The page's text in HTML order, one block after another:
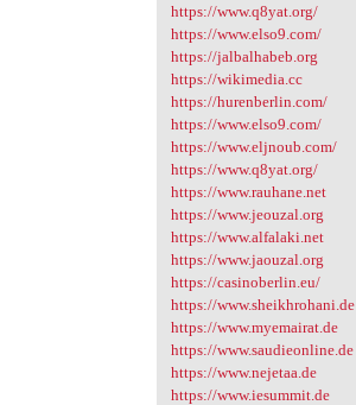
https://www.q8yat.org/
https://www.elso9.com/
https://jalbalhabeb.org
https://wikimedia.cc
https://hurenberlin.com/
https://www.elso9.com/
https://www.eljnoub.com/
https://www.q8yat.org/
https://www.rauhane.net
https://www.jeouzal.org
https://www.alfalaki.net
https://www.jaouzal.org
https://casinoberlin.eu/
https://www.sheikhrohani.de
https://www.myemairat.de
https://www.saudieonline.de
https://www.nejetaa.de
https://www.iesummit.de